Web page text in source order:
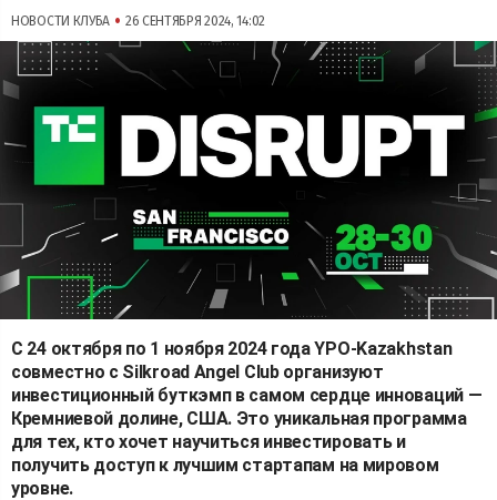
НОВОСТИ КЛУБА • 26 СЕНТЯБРЯ 2024, 14:02
С 24 октября по 1 ноября 2024 года YPO-Kazakhstan
совместно с Silkroad Angel Club организуют
инвестиционный буткэмп в самом сердце инноваций —
Кремниевой долине, США. Это уникальная программа
для тех, кто хочет научиться инвестировать и
получить доступ к лучшим стартапам на мировом
уровне.